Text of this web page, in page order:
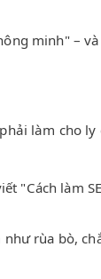
minh" –
làm cho ly
"Cách làm
rùa bò,